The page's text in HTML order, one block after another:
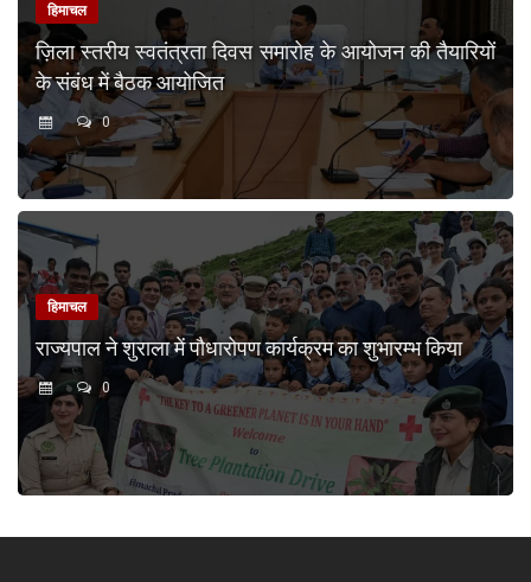
हिमाचल
ज़िला स्तरीय स्वतंत्रता दिवस समारोह के आयोजन की तैयारियों
के संबंध में बैठक आयोजित
0
हिमाचल
राज्यपाल ने शुराला में पौधारोपण कार्यक्रम का शुभारम्भ किया
0